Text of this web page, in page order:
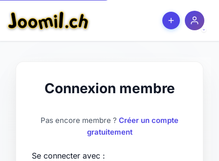
Connexion membre
Pas encore membre ? Créer un compte
gratuitement
Se connecter avec :